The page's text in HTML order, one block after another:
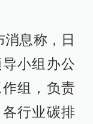
息称，日
小组办公
组，负责
行业碳排